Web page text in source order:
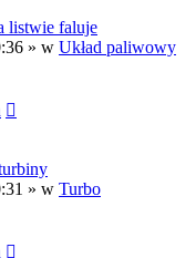
listwie faluje
» w Układ paliwowy
» w Turbo